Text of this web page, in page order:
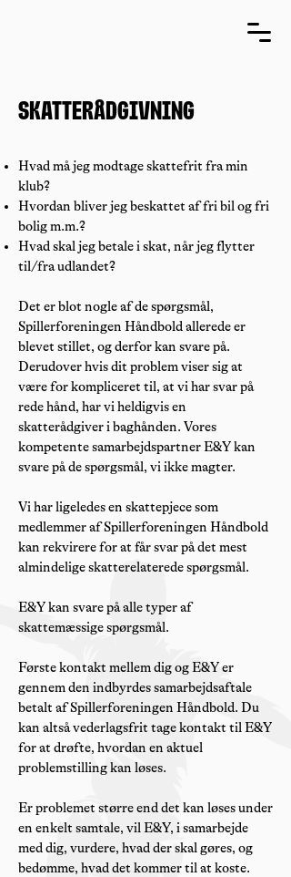
Skatterådgivning
Hvad må jeg modtage skattefrit fra min
klub?
Hvordan bliver jeg beskattet af fri bil og fri
bolig m.m.?
Hvad skal jeg betale i skat, når jeg flytter
til/fra udlandet?
Det er blot nogle af de spørgsmål,
Spillerforeningen Håndbold allerede er
blevet stillet, og derfor kan svare på.
Derudover hvis dit problem viser sig at
være for kompliceret til, at vi har svar på
rede hånd, har vi heldigvis en
skatterådgiver i baghånden. Vores
kompetente samarbejdspartner E&Y kan
svare på de spørgsmål, vi ikke magter.
Vi har ligeledes en skattepjece som
medlemmer af Spillerforeningen Håndbold
kan rekvirere for at får svar på det mest
almindelige skatterelaterede spørgsmål.
E&Y kan svare på alle typer af
skattemæssige spørgsmål.
Første kontakt mellem dig og E&Y er
gennem den indbyrdes samarbejdsaftale
betalt af Spillerforeningen Håndbold. Du
kan altså vederlagsfrit tage kontakt til E&Y
for at drøfte, hvordan en aktuel
problemstilling kan løses.
Er problemet større end det kan løses under
en enkelt samtale, vil E&Y, i samarbejde
med dig, vurdere, hvad der skal gøres, og
bedømme, hvad det kommer til at koste.